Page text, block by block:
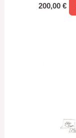
200,00€